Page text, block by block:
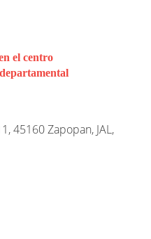
el centro
45160 Zapopan, JAL,